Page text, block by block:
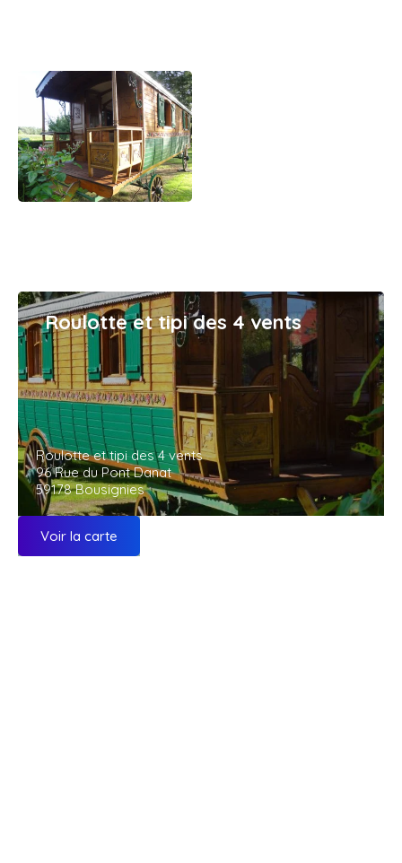
Roulotte et tipi des 4 vents
Roulotte et tipi des 4 vents
96 Rue du Pont Danat
59178 Bousignies
Voir la carte